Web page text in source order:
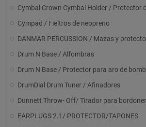
Cymbal Crown Cymbal Holder / Protector
Cympad / Fieltros de neopreno
DANMAR PERCUSSION / Mazas y
Drum N Base / Alfombras
Drum N Base / Protector para aro de
DrumDial Drum Tuner / Afinadores
Dunnett Throw- Off/ Tirador para
EARPLUGS 2.1/ PROTECTOR/TAPONES